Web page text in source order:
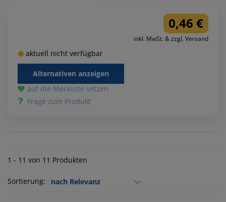
0,46 €
inkl. MwSt. & zzgl. Versand
aktuell nicht verfügbar
Alternativen anzeigen
auf die Merkliste setzen
Frage zum Produkt
1 - 11 von 11 Produkten
Sortierung: